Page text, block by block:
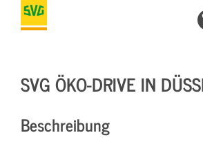
SVG ÖKO-DRIVE IN
Beschreibung